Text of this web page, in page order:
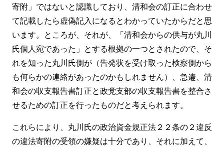
寄附」ではないと認識しており、清和会の訂正に合わせ
て記載したら虚偽記入になるとわかっていたからだと思
います。ところが、それが、「清和会からの供与が丸川
氏個人宛であった」とする根拠の一つとされたので、そ
れを知った丸川氏側が（告発状を受け取った検察側から
も何らかの連絡があったのかもしれません）、急遽、清
和会の収支報告書訂正と政党支部の収支報告書を整合さ
せるための訂正を行ったものだと考えられます。
これらにより、丸川氏の政治資金規正法２２条の２違反
の違法寄附の受領の嫌疑は十分であり、それに加えて、